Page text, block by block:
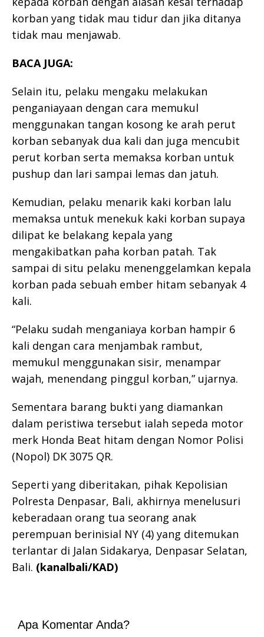
korban yang tidak mau tidur dan jika ditanya
tidak mau menjawab.
BACA JUGA:
Selain itu, pelaku mengaku melakukan
penganiayaan dengan cara memukul
menggunakan tangan kosong ke arah perut
korban sebanyak dua kali dan juga mencubit
perut korban serta memaksa korban untuk
pushup dan lari sampai lemas dan jatuh.
Kemudian, pelaku menarik kaki korban lalu
memaksa untuk menekuk kaki korban supaya
dilipat ke belakang kepala yang
mengakibatkan paha korban patah. Tak
sampai di situ pelaku menenggelamkan kepala
korban pada sebuah ember hitam sebanyak 4
kali.
“Pelaku sudah menganiaya korban hampir 6
kali dengan cara menjambak rambut,
memukul menggunakan sisir, menampar
wajah, menendang pinggul korban,” ujarnya.
Sementara barang bukti yang diamankan
dalam peristiwa tersebut ialah sepeda motor
merk Honda Beat hitam dengan Nomor Polisi
(Nopol) DK 3075 QR.
Seperti yang diberitakan, pihak Kepolisian
Polresta Denpasar, Bali, akhirnya menelusuri
keberadaan orang tua seorang anak
perempuan berinisial NY (4) yang ditemukan
terlantar di Jalan Sidakarya, Denpasar Selatan,
Bali. (kanalbali/KAD)
Apa Komentar Anda?